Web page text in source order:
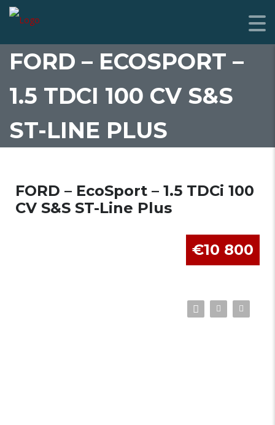
FORD – ECOSPORT –
1.5 TDCI 100 CV S&S
ST-LINE PLUS
FORD – EcoSport – 1.5 TDCi 100
CV S&S ST-Line Plus
€10 800